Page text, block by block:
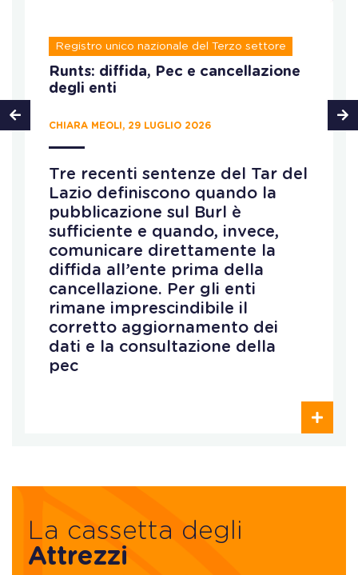
Registro unico nazionale del Terzo settore
Runts: diffida, Pec e cancellazione
degli enti
CHIARA MEOLI, 29 LUGLIO 2026
Tre recenti sentenze del Tar del
Lazio definiscono quando la
pubblicazione sul Burl è
sufficiente e quando, invece,
comunicare direttamente la
diffida all’ente prima della
cancellazione. Per gli enti
rimane imprescindibile il
corretto aggiornamento dei
dati e la consultazione della
pec
La cassetta degli
Attrezzi